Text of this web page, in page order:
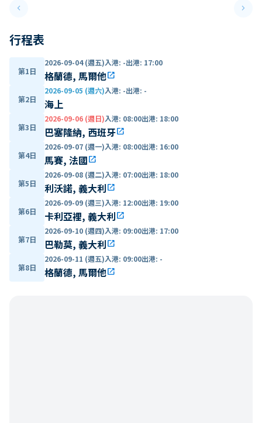
keyboard_arrow_leftPrevious slide keyboard_arrow_right
行程表
第1日
2026-09-04 (週五)入港: -出港: 17:00
格蘭德, 馬爾他open_in_new
第2日
2026-09-05 (週六)入港: -出港: -
海上
第3日
2026-09-06 (週日)入港: 08:00出港: 18:00
巴塞隆納, 西班牙open_in_new
第4日
2026-09-07 (週一)入港: 08:00出港: 16:00
馬賽, 法國open_in_new
第5日
2026-09-08 (週二)入港: 07:00出港: 18:00
利沃諾, 義大利open_in_new
第6日
2026-09-09 (週三)入港: 12:00出港: 19:00
卡利亞裡, 義大利open_in_new
第7日
2026-09-10 (週四)入港: 09:00出港: 17:00
巴勒莫, 義大利open_in_new
第8日
2026-09-11 (週五)入港: 09:00出港: -
格蘭德, 馬爾他open_in_new